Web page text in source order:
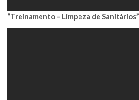
“Treinamento – Limpeza de Sanitários”